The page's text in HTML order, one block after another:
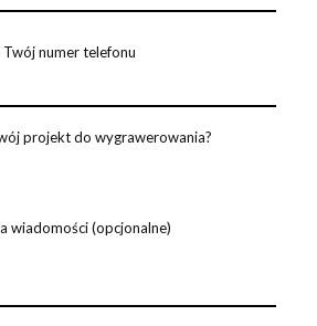
Twój numer telefonu
projekt do wygrawerowania?
wiadomości (opcjonalne)